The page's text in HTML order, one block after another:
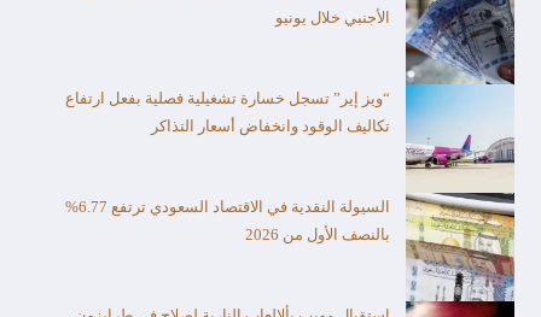
الأجنبي خلال يونيو
“ويز إير” تسجل خسارة تشغيلية فصلية بفعل ارتفاع
تكاليف الوقود وانخفاض أسعار التذاكر
السيولة النقدية في الاقتصاد السعودي ترتفع 6.77%
بالنصف الأول من 2026